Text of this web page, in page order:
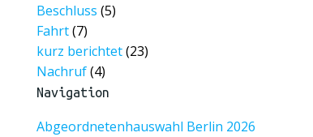
Beschluss (5)
Fahrt(7)
kurz berichtet(23)
Nachruf(4)
Navigation
Abgeordnetenhauswahl Berlin 2026